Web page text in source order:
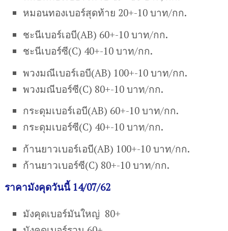
หมอนทองเบอร์สุดท้าย 20+-10 บาท/กก.
ชะนีเบอร์เอบี(AB) 60+-10 บาท/กก.
ชะนีเบอร์ซี(C) 40+-10 บาท/กก.
พวงมณีเบอร์เอบี(AB) 100+-10 บาท/กก.
พวงมณีบอร์ซี(C) 80+-10 บาท/กก.
กระดุมเบอร์เอบี(AB) 60+-10 บาท/กก.
กระดุมเบอร์ซี(C) 40+-10 บาท/กก.
ก้านยาวเบอร์เอบี(AB) 100+-10 บาท/กก.
ก้านยาวเบอร์ซี(C) 80+-10 บาท/กก.
ราคามังคุดวันนี้ 14/07/62
มังคุดเบอร์มันใหญ่ 80+